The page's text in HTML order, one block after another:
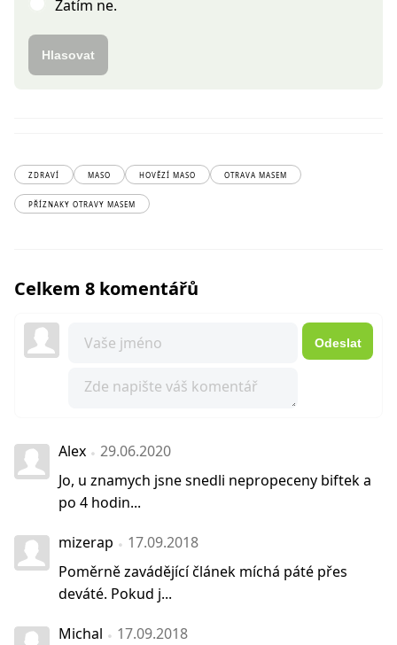
Zatím ne.
Hlasovat
ZDRAVÍ MASO HOVĚZÍ MASO OTRAVA MASEM
PŘÍZNAKY OTRAVY MASEM
Celkem 8 komentářů
Odeslat
Alex
29.06.2020
Jo, u znamych jsne snedli nepropeceny biftek a
po 4 hodin...
mizerap
17.09.2018
Poměrně zavádějící článek míchá páté přes
deváté. Pokud j...
Michal
17.09.2018